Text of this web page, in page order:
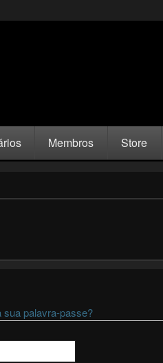
Membros Store
sua palavra-passe?